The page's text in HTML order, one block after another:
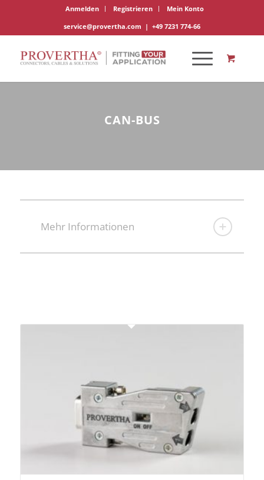
Anmelden Registrieren
Mein Konto
service@provertha.com | +49 7231 774-66
CAN-BUS
Mehr Informationen